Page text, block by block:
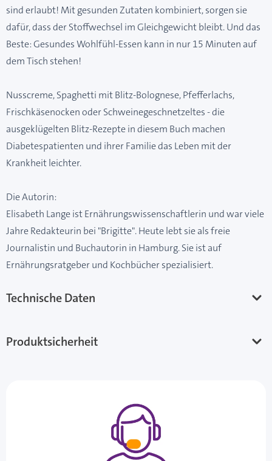
sind erlaubt! Mit gesunden Zutaten kombiniert, sorgen sie
dafür, dass der Stoffwechsel im Gleichgewicht bleibt. Und das
Beste: Gesundes Wohlfühl-Essen kann in nur 15 Minuten auf
dem Tisch stehen!
Nusscreme, Spaghetti mit Blitz-Bolognese, Pfefferlachs,
Frischkäsenocken oder Schweinegeschnetzeltes - die
ausgeklügelten Blitz-Rezepte in diesem Buch machen
Diabetespatienten und ihrer Familie das Leben mit der
Krankheit leichter.
Die Autorin:
Elisabeth Lange ist Ernährungswissenschaftlerin und war viele
Jahre Redakteurin bei "Brigitte". Heute lebt sie als freie
Journalistin und Buchautorin in Hamburg. Sie ist auf
Ernährungsratgeber und Kochbücher spezialisiert.
Technische Daten
Produktsicherheit